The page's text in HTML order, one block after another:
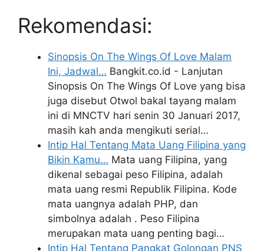
Rekomendasi:
Sinopsis On The Wings Of Love Malam
Ini, Jadwal… Bangkit.co.id - Lanjutan
Sinopsis On The Wings Of Love yang bisa
juga disebut Otwol bakal tayang malam
ini di MNCTV hari senin 30 Januari 2017,
masih kah anda mengikuti serial…
Intip Hal Tentang Mata Uang Filipina yang
Bikin Kamu… Mata uang Filipina, yang
dikenal sebagai peso Filipina, adalah
mata uang resmi Republik Filipina. Kode
mata uangnya adalah PHP, dan
simbolnya adalah . Peso Filipina
merupakan mata uang penting bagi…
Intip Hal Tentang Pangkat Golongan PNS